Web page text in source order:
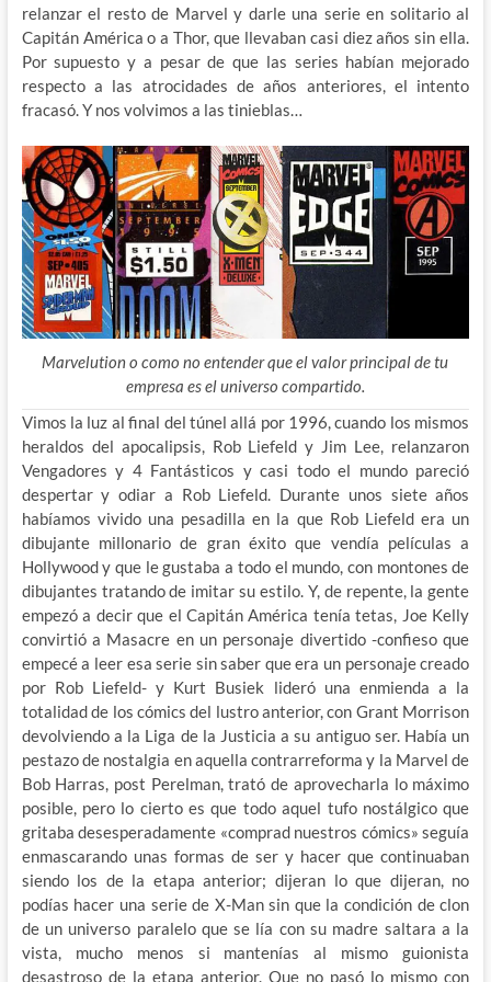
relanzar el resto de Marvel y darle una serie en solitario al
Capitán América o a Thor, que llevaban casi diez años sin ella.
Por supuesto y a pesar de que las series habían mejorado
respecto a las atrocidades de años anteriores, el intento
fracasó. Y nos volvimos a las tinieblas…
Marvelution o como no entender que el valor principal de tu
empresa es el universo compartido.
Vimos la luz al final del túnel allá por 1996, cuando los mismos
heraldos del apocalipsis, Rob Liefeld y Jim Lee, relanzaron
Vengadores y 4 Fantásticos y casi todo el mundo pareció
despertar y odiar a Rob Liefeld. Durante unos siete años
habíamos vivido una pesadilla en la que Rob Liefeld era un
dibujante millonario de gran éxito que vendía películas a
Hollywood y que le gustaba a todo el mundo, con montones de
dibujantes tratando de imitar su estilo. Y, de repente, la gente
empezó a decir que el Capitán América tenía tetas, Joe Kelly
convirtió a Masacre en un personaje divertido -confieso que
empecé a leer esa serie sin saber que era un personaje creado
por Rob Liefeld- y Kurt Busiek lideró una enmienda a la
totalidad de los cómics del lustro anterior, con Grant Morrison
devolviendo a la Liga de la Justicia a su antiguo ser. Había un
pestazo de nostalgia en aquella contrarreforma y la Marvel de
Bob Harras, post Perelman, trató de aprovecharla lo máximo
posible, pero lo cierto es que todo aquel tufo nostálgico que
gritaba desesperadamente «comprad nuestros cómics» seguía
enmascarando unas formas de ser y hacer que continuaban
siendo los de la etapa anterior; dijeran lo que dijeran, no
podías hacer una serie de X-Man sin que la condición de clon
de un universo paralelo que se lía con su madre saltara a la
vista, mucho menos si mantenías al mismo guionista
desastroso de la etapa anterior. Que no pasó lo mismo con